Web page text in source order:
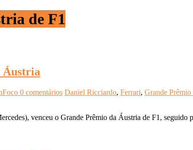
de F1
Áustria
0 comentários Daniel Ricciardo, Ferrari, Grande Prêmio
venceu o Grande Prêmio da Áustria de F1, seguido